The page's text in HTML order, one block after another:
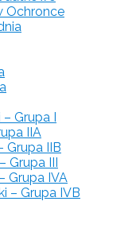
Ochronce
Grupa I
IIA
Grupa IIB
Grupa III
Grupa IVA
– Grupa IVB